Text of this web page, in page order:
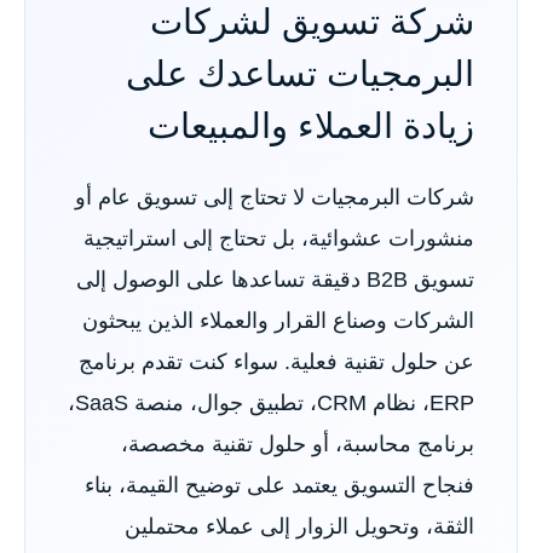
شركة تسويق لشركات
البرمجيات تساعدك على
زيادة العملاء والمبيعات
شركات البرمجيات لا تحتاج إلى تسويق عام أو
منشورات عشوائية، بل تحتاج إلى استراتيجية
تسويق B2B دقيقة تساعدها على الوصول إلى
الشركات وصناع القرار والعملاء الذين يبحثون
عن حلول تقنية فعلية. سواء كنت تقدم برنامج
ERP، نظام CRM، تطبيق جوال، منصة SaaS،
برنامج محاسبة، أو حلول تقنية مخصصة،
فنجاح التسويق يعتمد على توضيح القيمة، بناء
الثقة، وتحويل الزوار إلى عملاء محتملين